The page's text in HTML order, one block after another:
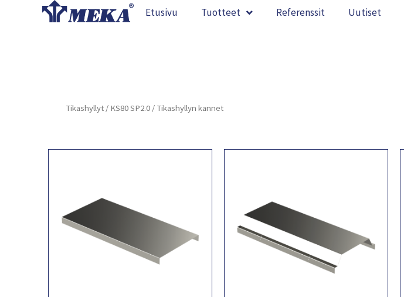
Etusivu Tuotteet Referenssit Uutiset
Tikashyllyt / KS80 SP2.0 / Tikashyllyn kannet